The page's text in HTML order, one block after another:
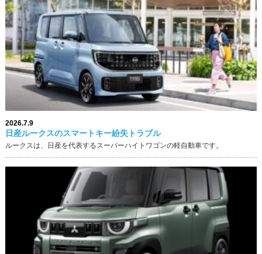
2026.7.9
日産ルークスのスマートキー紛失トラブル
ルークスは、日産を代表するスーパーハイトワゴンの軽自動車です。